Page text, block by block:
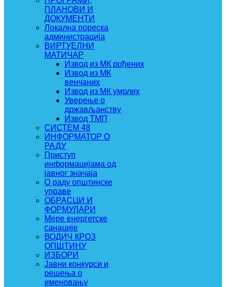
ПЛАНОВИ И
ДОКУМЕНТИ
Локална пореска
администрација
ВИРТУЕЛНИ
МАТИЧАР
Извод из МК рођених
Извод из МК
венчаних
Извод из МК умрлих
Уверење о
држављанству
Извод ТМП
СИСТЕМ 48
ИНФОРМАТОР О
РАДУ
Приступ
информацијама од
јавног значаја
О раду општинске
управе
ОБРАСЦИ И
ФОРМУЛАРИ
Мере енергетске
санације
ВОДИЧ КРОЗ
ОПШТИНУ
ИЗБОРИ
Јавни конкурси и
решења о
именовању